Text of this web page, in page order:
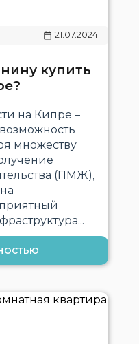
21.07.2024
купить
на Кипре –
множеству
(ПМЖ),